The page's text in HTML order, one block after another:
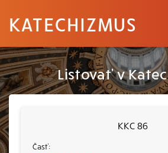
KATECHIZMUS
Listovať v
KKC 86